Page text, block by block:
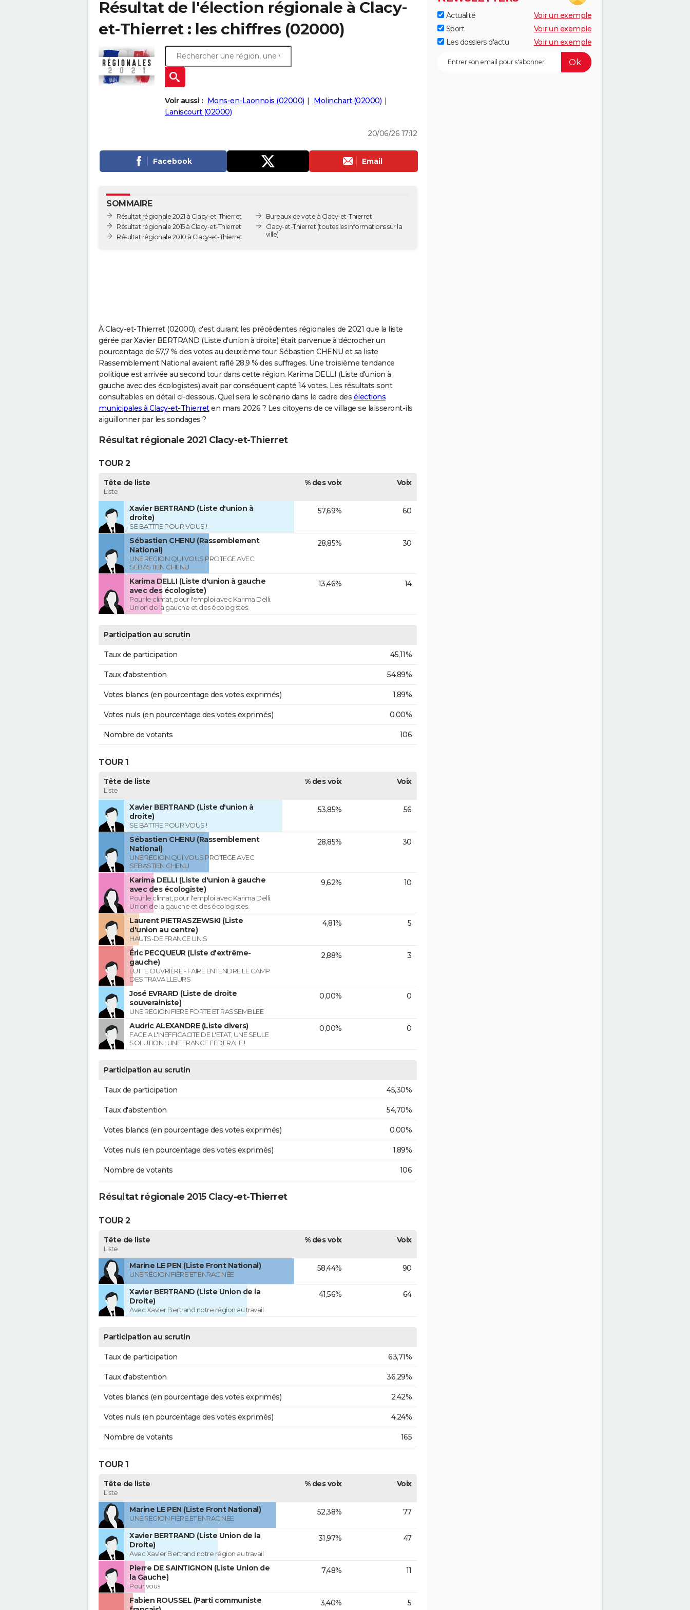
Résultat de l'élection régionale à Clacy-
et-Thierret : les chiffres (02000)
Voir aussi : Mons-en-Laonnois (02000)
Molinchart (02000)
Laniscourt (02000)
20/06/26 17:12
Facebook Email
SOMMAIRE
Résultat régionale 2021 à Clacy-et-Thierret
Résultat régionale 2015 à Clacy-et-Thierret
Résultat régionale 2010 à Clacy-et-Thierret
Bureaux de vote à Clacy-et-Thierret
Clacy-et-Thierret (toutes les informations sur la
ville)
À Clacy-et-Thierret (02000), c'est durant les précédentes régionales de 2021 que la liste
gérée par Xavier BERTRAND (Liste d'union à droite) était parvenue à décrocher un
pourcentage de 57,7 % des votes au deuxième tour. Sébastien CHENU et sa liste
Rassemblement National avaient raflé 28,9 % des suffrages. Une troisième tendance
politique est arrivée au second tour dans cette région. Karima DELLI (Liste d'union à
gauche avec des écologistes) avait par conséquent capté 14 votes. Les résultats sont
consultables en détail ci-dessous. Quel sera le scénario dans le cadre des élections
municipales à Clacy-et-Thierreten mars 2026 ? Les citoyens de ce village se laisseront-ils
aiguillonner par les sondages ?
Résultat régionale 2021 Clacy-et-Thierret
TOUR 2
Tête de liste
Liste
% des voix Voix
Xavier BERTRAND (Liste d'union à
droite)
SE BATTRE POUR VOUS !
57,69% 60
Sébastien CHENU (Rassemblement
National)
UNE REGION QUI VOUS PROTEGE AVEC
SEBASTIEN CHENU
28,85% 30
Karima DELLI (Liste d'union à gauche
avec des écologiste)
Pour le climat, pour l'emploi avec Karima Delli.
Union de la gauche et des écologistes.
13,46% 14
Participation au scrutin
Taux de participation 45,11%
Taux d'abstention 54,89%
Votes blancs (en pourcentage des votes exprimés) 1,89%
Votes nuls (en pourcentage des votes exprimés) 0,00%
Nombre de votants 106
TOUR 1
Tête de liste
Liste
% des voix Voix
Xavier BERTRAND (Liste d'union à
droite)
SE BATTRE POUR VOUS !
53,85% 56
Sébastien CHENU (Rassemblement
National)
UNE REGION QUI VOUS PROTEGE AVEC
SEBASTIEN CHENU
28,85% 30
Karima DELLI (Liste d'union à gauche
avec des écologiste)
Pour le climat, pour l'emploi avec Karima Delli.
Union de la gauche et des écologistes.
9,62% 10
Laurent PIETRASZEWSKI (Liste
d'union au centre)
HAUTS-DE FRANCE UNIS
4,81% 5
Éric PECQUEUR (Liste d'extrême-
gauche)
LUTTE OUVRIÈRE - FAIRE ENTENDRE LE CAMP
DES TRAVAILLEURS
2,88% 3
José EVRARD (Liste de droite
souverainiste)
UNE REGION FIERE FORTE ET RASSEMBLEE
0,00% 0
Audric ALEXANDRE (Liste divers)
FACE A L'INEFFICACITE DE L'ETAT, UNE SEULE
SOLUTION : UNE FRANCE FEDERALE !
0,00% 0
Participation au scrutin
Taux de participation 45,30%
Taux d'abstention 54,70%
Votes blancs (en pourcentage des votes exprimés) 0,00%
Votes nuls (en pourcentage des votes exprimés) 1,89%
Nombre de votants 106
Résultat régionale 2015 Clacy-et-Thierret
TOUR 2
Tête de liste
Liste
% des voix Voix
Marine LE PEN (Liste Front National)
UNE RÉGION FIÈRE ET ENRACINÉE
58,44% 90
Xavier BERTRAND (Liste Union de la
Droite)
Avec Xavier Bertrand notre région au travail
41,56% 64
Participation au scrutin
Taux de participation 63,71%
Taux d'abstention 36,29%
Votes blancs (en pourcentage des votes exprimés) 2,42%
Votes nuls (en pourcentage des votes exprimés) 4,24%
Nombre de votants 165
TOUR 1
Tête de liste
Liste
% des voix Voix
Marine LE PEN (Liste Front National)
UNE RÉGION FIÈRE ET ENRACINÉE
52,38% 77
Xavier BERTRAND (Liste Union de la
Droite)
Avec Xavier Bertrand notre région au travail
31,97% 47
Pierre DE SAINTIGNON (Liste Union de
la Gauche)
Pour vous
7,48% 11
Fabien ROUSSEL (Parti communiste
3,40% 5
Actualité
Voir un exemple
Sport
Voir un exemple
Les dossiers d'actu
Voir un exemple